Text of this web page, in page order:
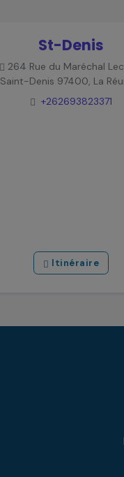
St-Denis
264 Rue du Maréchal
Saint-Denis 97400, La
+262693823371
Itinéraire